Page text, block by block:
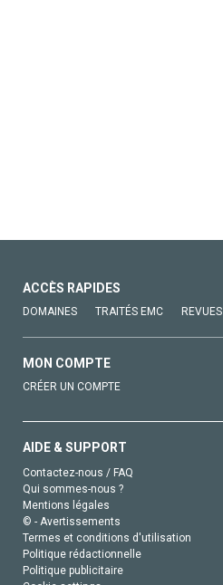
ACCÈS RAPIDES
DOMAINES TRAITÉS EMC REVUES
MON COMPTE
CRÉER UN COMPTE
AIDE & SUPPORT
Contactez-nous / FAQ
Qui sommes-nous ?
Mentions légales
© - Avertissements
Termes et conditions d'utilisation
Politique rédactionnelle
Politique publicitaire